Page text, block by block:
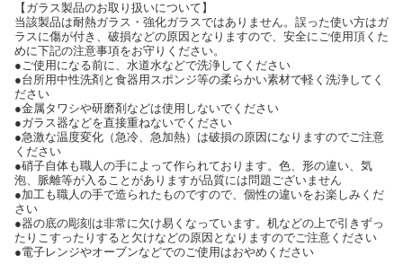
【ガラス製品のお取り扱いについて】
当該製品は耐熱ガラス・強化ガラスではありません。誤った使い方はガ
ラスに傷が付き、破損などの原因となりますので、安全にご使用頂くた
めに下記の注意事項をお守りください。
●ご使用になる前に、水道水などで洗浄してください
●台所用中性洗剤と食器用スポンジ等の柔らかい素材で軽く洗浄してく
ださい
●金属タワシや研磨剤などは使用しないでください
●ガラス器などを直接重ねないでください
●急激な温度変化（急冷、急加熱）は破損の原因になりますのでご注意
ください
●硝子自体も職人の手によって作られております。色、形の違い、気
泡、脈離等が入ることがありますが品質には問題ございません
●加工も職人の手で造られたものですので、個性の違いをお楽しみくだ
さい
●器の底の彫刻は非常に欠け易くなっています。机などの上で引きずっ
たりこすったりすると欠けなどの原因となりますのでご注意ください
●電子レンジやオーブンなどでのご使用はおやめください